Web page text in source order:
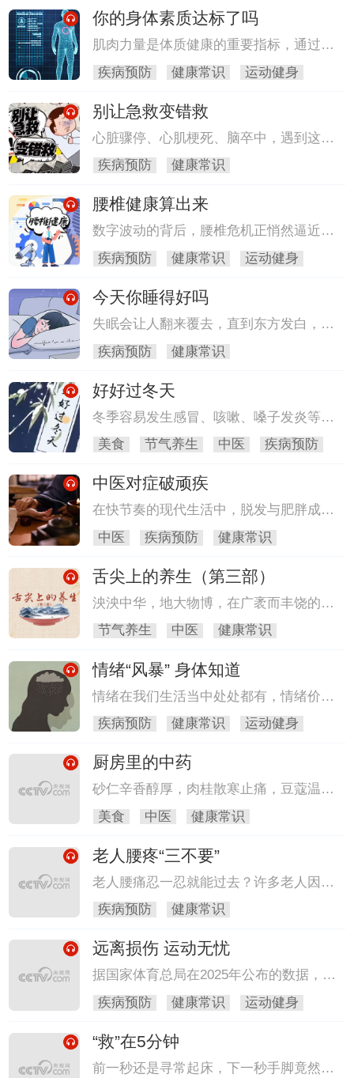
等，这时候，该怎么办？别着急，请您跟
随我们的节目一起听一听来自北京医院内
分泌科的王晓霞医生为我们带来关于管控
你的身体素质达标了吗
肌肉力量是体质健康的重要指标，通过专
业测试演示，结合专家解读，带您了解不
同性别、年龄段的肌肉力量标准，分享科
学的力量训练方法。
疾病预防 健康常识 运动健身
别让急救变错救
心脏骤停、心肌梗死、脑卒中，遇到这些
突发心脑血管事件，一旦施救错误，生命
危在旦夕，本期专家教你避开误区，科学
施救。
疾病预防 健康常识
腰椎健康算出来
数字波动的背后，腰椎危机正悄然逼近。
避免生活误区，专家教您康复小妙招，守
护腰椎健康。
疾病预防 健康常识 运动健身
今天你睡得好吗
失眠会让人翻来覆去，直到东方发白，呼
吸暂停的窒息感总惊扰甜蜜梦乡。原来，
安稳健康的睡眠需要我们去科学规划，用
心守护。
疾病预防 健康常识
好好过冬天
冬季容易发生感冒、咳嗽、嗓子发炎等健
康问题，专家教您用应季的冬季花草赶走
健康烦恼。
美食 节气养生 中医 疾病预防
中医对症破顽疾
在快节奏的现代生活中，脱发与肥胖成为
日常难以摆脱的焦虑源头，它们影响着自
信心与生活质量，本期中医专家破解背
后“元凶”，助您远离困扰。
中医 疾病预防 健康常识
舌尖上的养生（第三部）
泱泱中华，地大物博，在广袤而丰饶的中
华大地上，盛产着数不清的草木与花果。
在中医学理论中，有许多水果都可以入
药，今天我们要认识的是一种颇为独特的
水果。它的外形像是微微张开的手掌，有
明显的指状分叉，色泽如黄金般光亮，果
肉清香，它的名字更是特别，叫作“佛
手”。
节气养生 中医 健康常识
情绪“风暴” 身体知道
情绪在我们生活当中处处都有，情绪价值
有正有负。比如暴怒、惊吓、恐慌等，这
些都属于负面情绪。这种情绪一旦围绕在
我们身边，不仅会影响心情，五脏六腑也
会被搅得不得安宁。本期我们一起来深入
探讨一下坏情绪如何影响健康。
疾病预防 健康常识 运动健身
厨房里的中药
砂仁辛香醇厚，肉桂散寒止痛，豆蔻温中
行气。它们都是厨房的调味料，功效大不
相同，专家教您食疗美味巧搭配。
美食 中医 健康常识
老人腰疼“三不要”
老人腰痛忍一忍就能过去？许多老人因盲
目忍耐，错失最佳治疗期，导致良性病变
恶化，本期带您直面误区，安享无痛晚
年。
疾病预防 健康常识
远离损伤 运动无忧
据国家体育总局在2025年公布的数据，中
国经常参加体育锻炼的人数比例已达到
38.5%，全民健身参与度显著提升。然
也日益突出。本期《健康中国》邀请到了
北京大学第三医院运动医学科主任医师马
疾病预防 健康常识 运动健身
“救”在5分钟
前一秒还是寻常起床，下一秒手脚竟然开